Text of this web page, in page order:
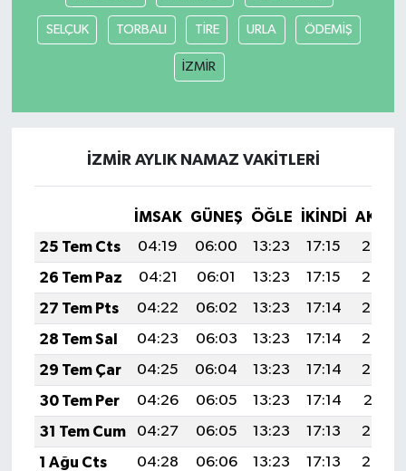
SELÇUK TORBALI TİRE URLA ÖDEMİŞ
İZMİR
İZMİR AYLIK NAMAZ VAKITLERI
İMSAK GÜNEŞ ÖĞLE İKINDI
25 Tem Cts
04:19 06:00 13:23 17:15
20:36
26 Tem Paz
04:21 06:01 13:23 17:15
20:35
27 Tem Pts
04:22 06:02 13:23 17:14
20:34
28 Tem Sal
04:23 06:03 13:23 17:14
20:33
29 Tem Çar
04:25 06:04 13:23 17:14
20:32
30 Tem Per
04:26 06:05 13:23 17:14
20:31
31 Tem Cum
04:27 06:05 13:23 17:13
20:30
1 Ağu Cts
04:28 06:06 13:23 17:13
20:29